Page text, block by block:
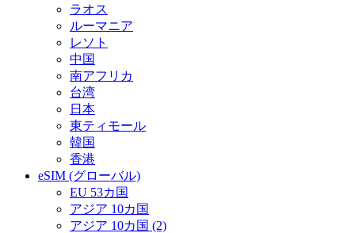
ラオス
ルーマニア
レソト
中国
南アフリカ
台湾
日本
東ティモール
韓国
香港
eSIM (グローバル)
EU 53カ国
アジア 10カ国
アジア 10カ国 (2)